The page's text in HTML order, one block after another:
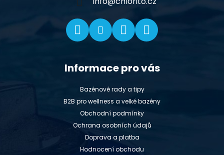
Informace pro vás
Bazénové rady a tipy
B2B pro wellness a velké bazény
Obchodní podmínky
Ochrana osobních údajů
Doprava a platba
Hodnocení obchodu